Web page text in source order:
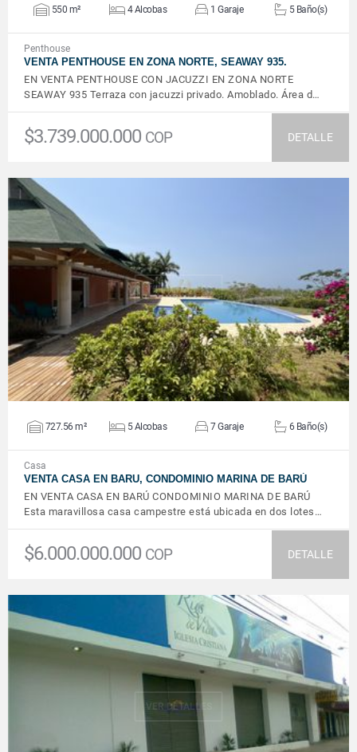
550 m² 4 Alcobas 1 Garaje 5 Baño(s)
Penthouse
VENTA PENTHOUSE EN ZONA NORTE, SEAWAY 935.
EN VENTA PENTHOUSE CON JACUZZI EN ZONA NORTE
SEAWAY 935 Terraza con jacuzzi privado. Amoblado. Área d…
$3.739.000.000 COP DETALLE
VER DETALLES
727.56 m² 5 Alcobas 7 Garaje 6 Baño(s)
Casa
VENTA CASA EN BARU, CONDOMINIO MARINA DE BARÚ
EN VENTA CASA EN BARÚ CONDOMINIO MARINA DE BARÚ
Esta maravillosa casa campestre está ubicada en dos lotes…
$6.000.000.000 COP DETALLE
VER DETALLES